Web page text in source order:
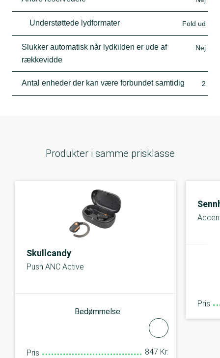
Understøttede lydformater Fold ud
Slukker automatisk når lydkilden er ude af
rækkevidde
Nej
Antal enheder der kan være forbundet samtidig 2
Produkter i samme prisklasse
Skullcandy
Push ANC Active
Bedømmelse
Pris 847 Kr.
Pris